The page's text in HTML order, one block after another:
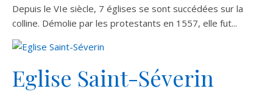
Depuis le VIe siècle, 7 églises se sont succédées sur la
colline. Démolie par les protestants en 1557, elle fut...
Eglise Saint-Séverin